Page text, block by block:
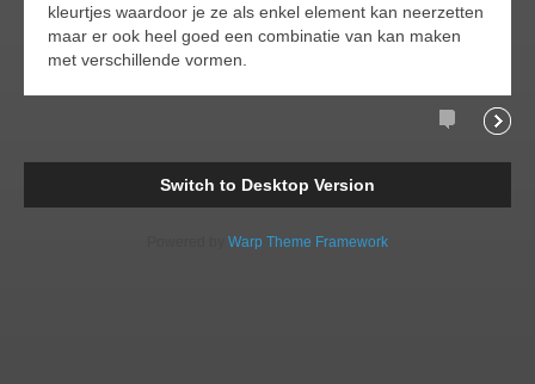
kleurtjes waardoor je ze als enkel element kan neerzetten
maar er ook heel goed een combinatie van kan maken
met verschillende vormen.
Comments
Switch to Desktop Version
Warp Theme Framework